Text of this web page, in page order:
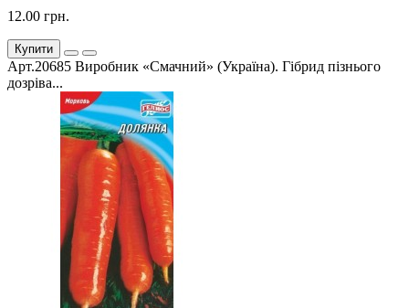
12.00 грн.
Купити
Арт.20685 Виробник «Смачний» (Україна). Гібрид пізнього
дозріва...